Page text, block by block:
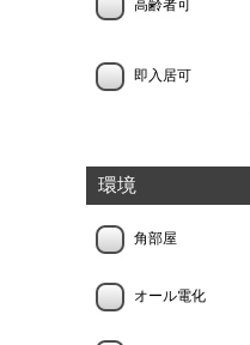
高齢者可
即入居可
環境
角部屋
オール電化